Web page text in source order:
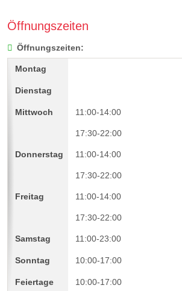
Öffnungszeiten
Öffnungszeiten:
11:00-14:00
17:30-22:00
11:00-14:00
17:30-22:00
11:00-14:00
17:30-22:00
11:00-23:00
10:00-17:00
10:00-17:00